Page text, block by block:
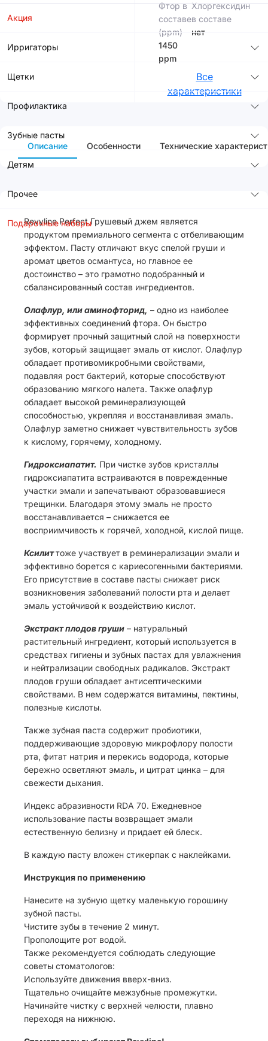
Акция
Ирригаторы
Щетки
Профилактика
Зубные пасты
Детям
Прочее
Подарочные наборы
Фтор в
составе
(ppm)
1450
ppm
Хлоргексидин
в составе
нет
Все
характеристики
Описание Особенности Технические
Revyline Perfect Грушевый джем является
продуктом премиального сегмента с отбеливающим
эффектом. Пасту отличают вкус спелой груши и
аромат цветов османтуса, но главное ее
достоинство – это грамотно подобранный и
сбалансированный состав ингредиентов.
Олафлур, или аминофторид, – одно из наиболее
эффективных соединений фтора. Он быстро
формирует прочный защитный слой на поверхности
зубов, который защищает эмаль от кислот. Олафлур
обладает противомикробными свойствами,
подавляя рост бактерий, которые способствуют
образованию мягкого налета. Также олафлур
обладает высокой реминерализующей
способностью, укрепляя и восстанавливая эмаль.
Олафлур заметно снижает чувствительность зубов
к кислому, горячему, холодному.
Гидроксиапатит. При чистке зубов кристаллы
гидроксиапатита встраиваются в поврежденные
участки эмали и запечатывают образовавшиеся
трещинки. Благодаря этому эмаль не просто
восстанавливается – снижается ее
восприимчивость к горячей, холодной, кислой пище.
Ксилиттоже участвует в реминерализации эмали и
эффективно борется с кариесогенными бактериями.
Его присутствие в составе пасты снижает риск
возникновения заболеваний полости рта и делает
эмаль устойчивой к воздействию кислот.
Экстракт плодов груши – натуральный
растительный ингредиент, который используется в
средствах гигиены и зубных пастах для увлажнения
и нейтрализации свободных радикалов. Экстракт
плодов груши обладает антисептическими
свойствами. В нем содержатся витамины, пектины,
полезные кислоты.
Также зубная паста содержит пробиотики,
поддерживающие здоровую микрофлору полости
рта, фитат натрия и перекись водорода, которые
бережно осветляют эмаль, и цитрат цинка – для
свежести дыхания.
Индекс абразивности RDA 70. Ежедневное
использование пасты возвращает эмали
естественную белизну и придает ей блеск.
В каждую пасту вложен стикерпак с наклейками.
Инструкция по применению
Нанесите на зубную щетку маленькую горошину
зубной пасты.
Чистите зубы в течение 2 минут.
Прополощите рот водой.
Также рекомендуется соблюдать следующие
советы стоматологов:
Используйте движения вверх-вниз.
Тщательно очищайте межзубные промежутки.
Начинайте чистку с верхней челюсти, плавно
переходя на нижнюю.